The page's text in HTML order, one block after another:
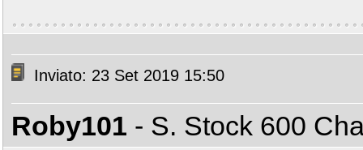
Inviato: 23 Set 2019 15:50
Roby101 - S. Stock 600